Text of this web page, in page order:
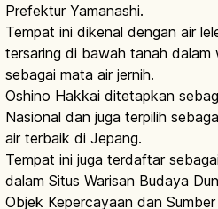
Prefektur Yamanashi.
Tempat ini dikenal dengan air
tersaring di bawah tanah dalam
sebagai mata air jernih.
Oshino Hakkai ditetapkan
Nasional dan juga terpilih
air terbaik di Jepang.
Tempat ini juga terdaftar
dalam Situs Warisan Budaya
Objek Kepercayaan dan Sumber